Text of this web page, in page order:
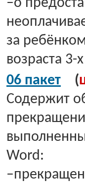
–о
за
возраста 3-
06 пакет
(
Содержит
Word: